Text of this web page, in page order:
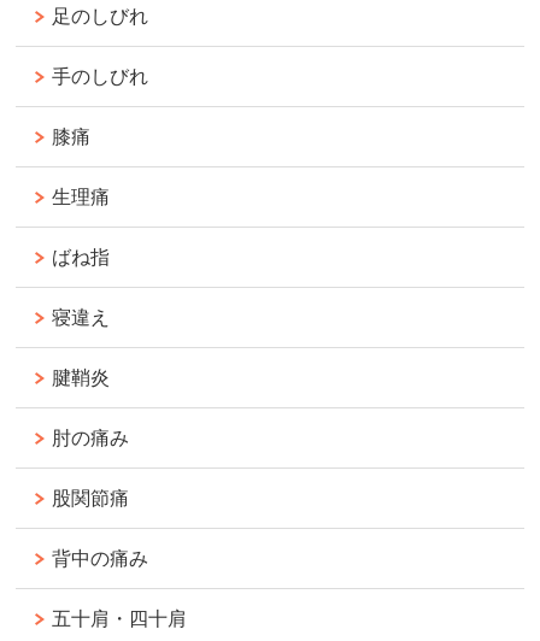
足のしびれ
手のしびれ
膝痛
生理痛
ばね指
寝違え
腱鞘炎
肘の痛み
股関節痛
背中の痛み
五十肩・四十肩